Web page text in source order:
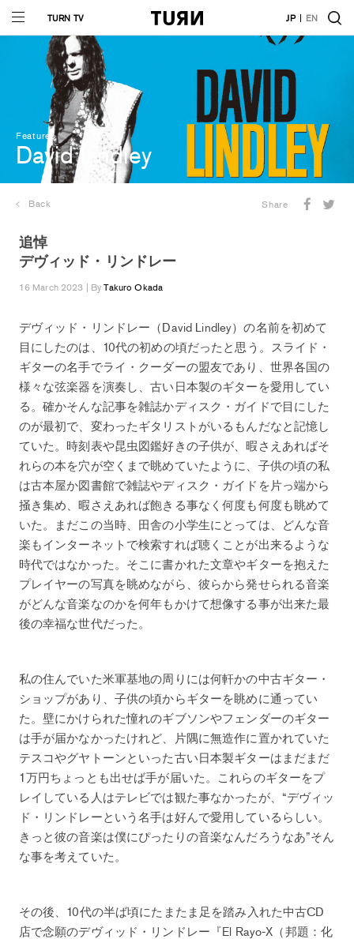
TURN TV JP EN
Features
David Lindley
Back Share
追悼
デヴィッド・リンドレー
16 March 2023 | ByTakuro Okada
デヴィッド・リンドレー（David Lindley）の名前を初めて
目にしたのは、10代の初めの頃だったと思う。スライド・
ギターの名手でライ・クーダーの盟友であり、世界各国の
様々な弦楽器を演奏し、古い日本製のギターを愛用してい
る。確かそんな記事を雑誌かディスク・ガイドで目にした
のが最初で、変わったギタリストがいるもんだなと記憶し
ていた。時刻表や昆虫図鑑好きの子供が、暇さえあればそ
れらの本を穴が空くまで眺めていたように、子供の頃の私
は古本屋か図書館で雑誌やディスク・ガイドを片っ端から
掻き集め、暇さえあれば飽きる事なく何度も何度も眺めて
いた。まだこの当時、田舎の小学生にとっては、どんな音
楽もインターネットで検索すれば聴くことが出来るような
時代ではなかった。そこに書かれた文章やギターを抱えた
プレイヤーの写真を眺めながら、彼らから発せられる音楽
がどんな音楽なのかを何年もかけて想像する事が出来た最
後の幸福な世代だった。
私の住んでいた米軍基地の周りには何軒かの中古ギター・
ショップがあり、子供の頃からギターを眺めに通ってい
た。壁にかけられた憧れのギブソンやフェンダーのギター
は手が届かなかったけれど、片隅に無造作に置かれていた
テスコやグヤトーンといった古い日本製ギターはまだまだ
1万円ちょっとも出せば手が届いた。これらのギターをプ
レイしている人はテレビでは観た事なかったが、“デヴィッ
ド・リンドレーという名手は好んで愛用しているらしい。
きっと彼の音楽は僕にぴったりの音楽なんだろうなあ”そん
な事を考えていた。
その後、10代の半ば頃にたまたま足を踏み入れた中古CD
店で念願のデヴィッド・リンドレー『El Rayo-X（邦題：化